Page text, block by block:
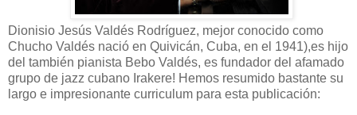
Dionisio Jesús Valdés Rodríguez, mejor conocido como
Chucho Valdés nació en Quivicán, Cuba, en el 1941),es hijo
del también pianista Bebo Valdés, es fundador del afamado
grupo de jazz cubano Irakere! Hemos resumido bastante su
largo e impresionante curriculum para esta publicación: